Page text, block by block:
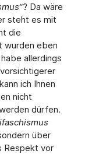
“? Da wäre
steht es mit
die
wurden eben
allerdings
ich Ihnen
nicht
dürfen.
über
Respekt vor